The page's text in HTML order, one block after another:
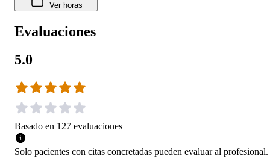
Ver horas
Evaluaciones
5.0
Basado en 127 evaluaciones
Solo pacientes con citas concretadas pueden evaluar al profesional.